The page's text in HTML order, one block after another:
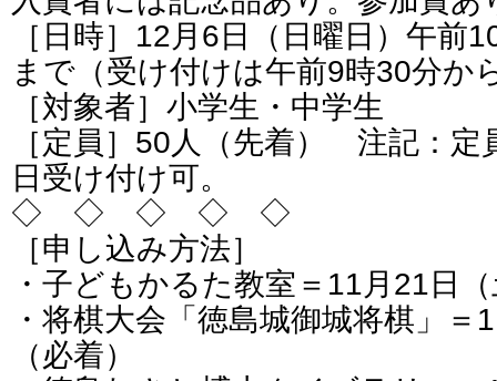
［日時］12月6日（日曜日）午前
まで（受け付けは午前9時30分か
［対象者］小学生・中学生
［定員］50人（先着） 注記：定
日受け付け可。
◇ ◇ ◇ ◇ ◇
［申し込み方法］
・子どもかるた教室＝11月21日
・将棋大会「徳島城御城将棋」＝
（必着）